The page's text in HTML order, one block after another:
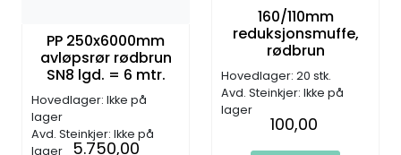
PP 250x6000mm
avløpsrør rødbrun
SN8 lgd. = 6 mtr.
Hovedlager: Ikke på
lager
Avd. Steinkjer: Ikke på
lager
5.750,00
160/110mm
reduksjonsmuffe,
rødbrun
Hovedlager: 20 stk.
Avd. Steinkjer: Ikke på
lager
100,00